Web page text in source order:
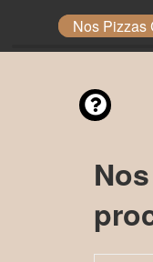
Nos Pizzas